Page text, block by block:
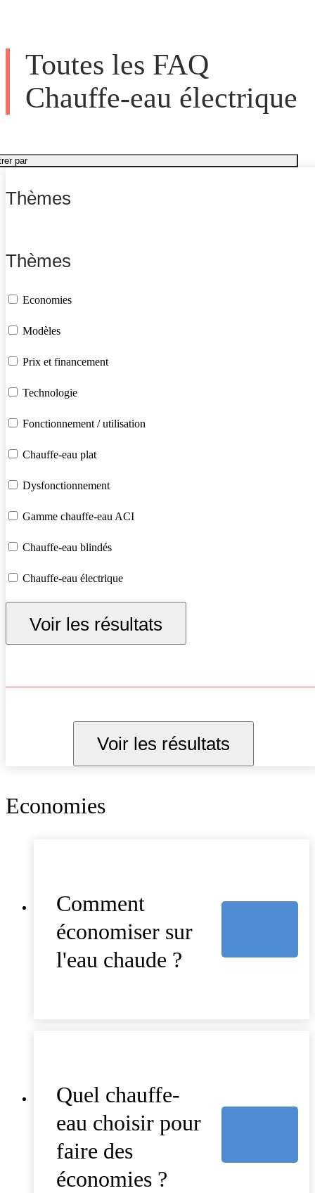
Toutes les FAQ
Chauffe-eau électrique
par
Thèmes
Thèmes
Economies
Modèles
Prix et financement
Technologie
Fonctionnement / utilisation
Chauffe-eau plat
Dysfonctionnement
Gamme chauffe-eau ACI
Chauffe-eau blindés
Chauffe-eau électrique
Voir les résultats
Voir les résultats
Economies
Comment
économiser sur
l'eau chaude ?
Quel chauffe-
eau choisir pour
faire des
économies ?